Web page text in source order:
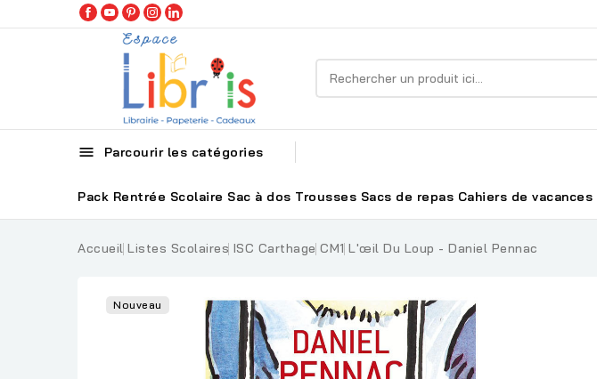
 Parcourir les catégories
Pack Rentrée Scolaire Sac à dos Trousses Sacs de repas Cahiers de vacances
Accueil Listes Scolaires ISC Carthage CM1 L'œil Du Loup - Daniel Pennac
Nouveau